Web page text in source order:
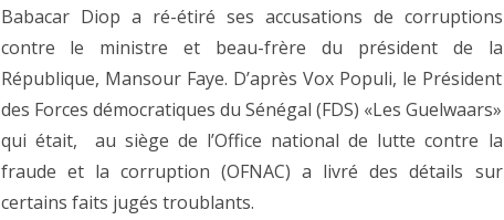
Babacar Diop a ré-étiré ses accusations de corruptions
contre le ministre et beau-frère du président de la
République, Mansour Faye. D’après Vox Populi, le Président
des Forces démocratiques du Sénégal (FDS) «Les Guelwaars»
qui était, au siège de l’Office national de lutte contre la
fraude et la corruption (OFNAC) a livré des détails sur
certains faits jugés troublants.